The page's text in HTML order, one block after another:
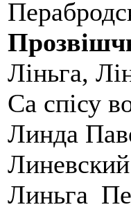
Ліньга,
Са спісу
Линда
Линьга